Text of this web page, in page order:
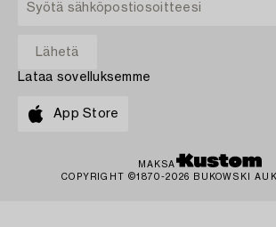
Lataa sovelluksemme
App Store
MAKSA
COPYRIGHT ©1870-2026 BUKOWSKI